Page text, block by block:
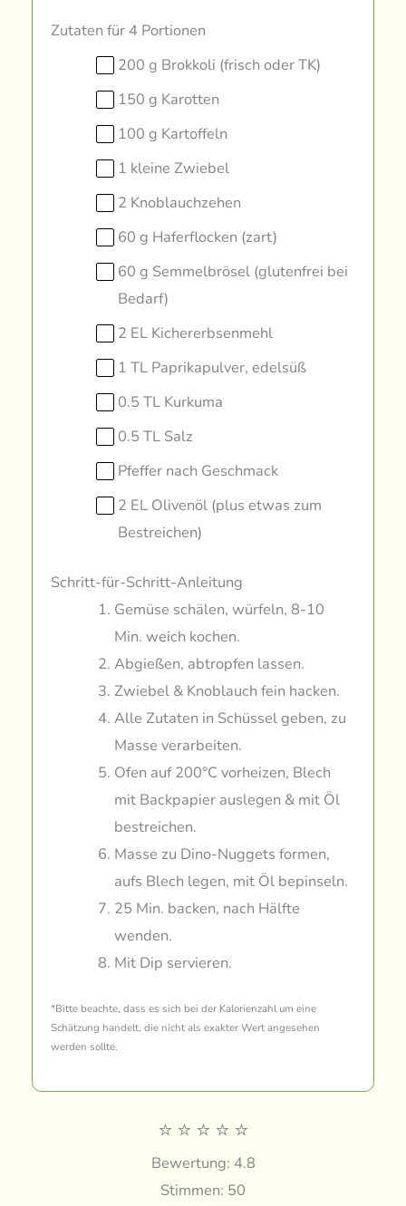
Zutaten für 4 Portionen
200 g Brokkoli (frisch oder TK)
150 g Karotten
100 g Kartoffeln
1 kleine Zwiebel
2 Knoblauchzehen
60 g Haferflocken (zart)
60 g Semmelbrösel (glutenfrei bei
Bedarf)
2 EL Kichererbsenmehl
1 TL Paprikapulver, edelsüß
0.5 TL Kurkuma
0.5 TL Salz
Pfeffer nach Geschmack
2 EL Olivenöl (plus etwas zum
Bestreichen)
Schritt-für-Schritt-Anleitung
Gemüse schälen, würfeln, 8-10
Min. weich kochen.
Abgießen, abtropfen lassen.
Zwiebel & Knoblauch fein hacken.
Alle Zutaten in Schüssel geben, zu
Masse verarbeiten.
Ofen auf 200°C vorheizen, Blech
mit Backpapier auslegen & mit Öl
bestreichen.
Masse zu Dino-Nuggets formen,
aufs Blech legen, mit Öl bepinseln.
25 Min. backen, nach Hälfte
wenden.
Mit Dip servieren.
*Bitte beachte, dass es sich bei der Kalorienzahl um eine
Schätzung handelt, die nicht als exakter Wert angesehen
werden sollte.
⭐ ⭐ ⭐ ⭐ ⭐
Bewertung: 4.8
Stimmen: 50